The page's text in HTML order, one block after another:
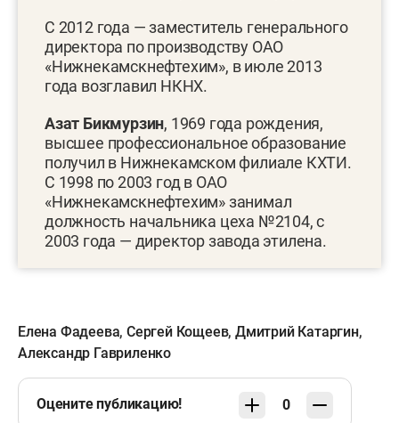
С 2012 года — заместитель генерального
директора по производству ОАО
«Нижнекамскнефтехим», в июле 2013
года возглавил НКНХ.
Азат Бикмурзин, 1969 года рождения,
высшее профессиональное образование
получил в Нижнекамском филиале КХТИ.
С 1998 по 2003 год в ОАО
«Нижнекамскнефтехим» занимал
должность начальника цеха №2104, с
2003 года — директор завода этилена.
Елена Фадеева,Сергей Кощеев,Дмитрий Катаргин,
Александр Гавриленко
Оцените публикацию! 0